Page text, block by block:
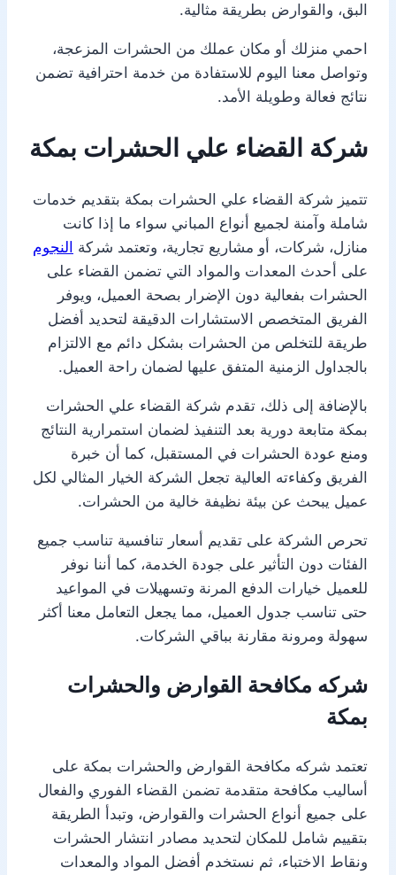
البق، والقوارض بطريقة مثالية.
احمي منزلك أو مكان عملك من الحشرات المزعجة،
وتواصل معنا اليوم للاستفادة من خدمة احترافية تضمن
نتائج فعالة وطويلة الأمد.
شركة القضاء علي الحشرات بمكة
تتميز شركة القضاء علي الحشرات بمكة بتقديم خدمات
شاملة وآمنة لجميع أنواع المباني سواء ما إذا كانت
منازل، شركات، أو مشاريع تجارية، وتعتمد شركة النجوم
على أحدث المعدات والمواد التي تضمن القضاء على
الحشرات بفعالية دون الإضرار بصحة العميل، ويوفر
الفريق المتخصص الاستشارات الدقيقة لتحديد أفضل
طريقة للتخلص من الحشرات بشكل دائم مع الالتزام
بالجداول الزمنية المتفق عليها لضمان راحة العميل.
بالإضافة إلى ذلك، تقدم شركة القضاء علي الحشرات
بمكة متابعة دورية بعد التنفيذ لضمان استمرارية النتائج
ومنع عودة الحشرات في المستقبل، كما أن خبرة
الفريق وكفاءته العالية تجعل الشركة الخيار المثالي لكل
عميل يبحث عن بيئة نظيفة خالية من الحشرات.
تحرص الشركة على تقديم أسعار تنافسية تناسب جميع
الفئات دون التأثير على جودة الخدمة، كما أننا نوفر
للعميل خيارات الدفع المرنة وتسهيلات في المواعيد
حتى تناسب جدول العميل، مما يجعل التعامل معنا أكثر
سهولة ومرونة مقارنة بباقي الشركات.
شركه مكافحة القوارض والحشرات
بمكة
تعتمد شركه مكافحة القوارض والحشرات بمكة على
أساليب مكافحة متقدمة تضمن القضاء الفوري والفعال
على جميع أنواع الحشرات والقوارض، وتبدأ الطريقة
بتقييم شامل للمكان لتحديد مصادر انتشار الحشرات
ونقاط الاختباء، ثم نستخدم أفضل المواد والمعدات